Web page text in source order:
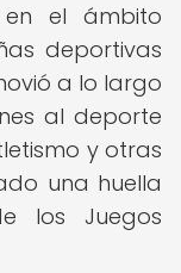
el ámbito
deportivas
a lo largo
al deporte
y otras
una huella
los Juegos